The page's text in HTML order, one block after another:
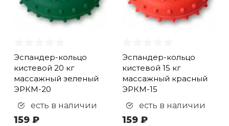
Эспандер-кольцо
кистевой 20 кг
массажный зеленый
ЭРКМ-20
есть в наличии
159 ₽
Эспандер-кольцо
кистевой 15 кг
массажный красный
ЭРКМ-15
есть в наличии
159 ₽